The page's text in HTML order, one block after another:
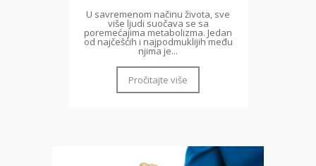
U savremenom načinu života, sve
više ljudi suočava se sa
poremećajima metabolizma. Jedan
od najčešćih i najpodmuklijih među
njima je...
Pročitajte više